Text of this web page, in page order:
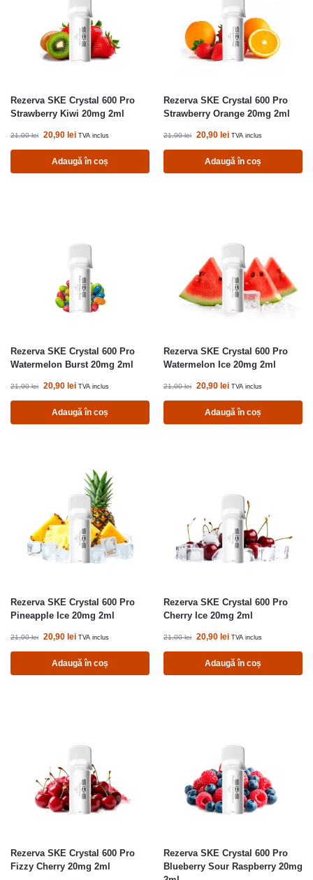
Rezerva SKE Crystal 600 Pro
Strawberry Kiwi 20mg 2ml
21,00lei 20,90 lei TVA inclus
Adaugă în coș
Rezerva SKE Crystal 600 Pro
Strawberry Orange 20mg 2ml
21,00lei 20,90 lei TVA inclus
Adaugă în coș
Rezerva SKE Crystal 600 Pro
Watermelon Burst 20mg 2ml
21,00lei 20,90 lei TVA inclus
Adaugă în coș
Rezerva SKE Crystal 600 Pro
Watermelon Ice 20mg 2ml
21,00lei 20,90 lei TVA inclus
Adaugă în coș
Rezerva SKE Crystal 600 Pro
Pineapple Ice 20mg 2ml
21,00lei 20,90 lei TVA inclus
Adaugă în coș
Rezerva SKE Crystal 600 Pro
Cherry Ice 20mg 2ml
21,00lei 20,90 lei TVA inclus
Adaugă în coș
Rezerva SKE Crystal 600 Pro
Fizzy Cherry 20mg 2ml
Rezerva SKE Crystal 600 Pro
Blueberry Sour Raspberry 20mg